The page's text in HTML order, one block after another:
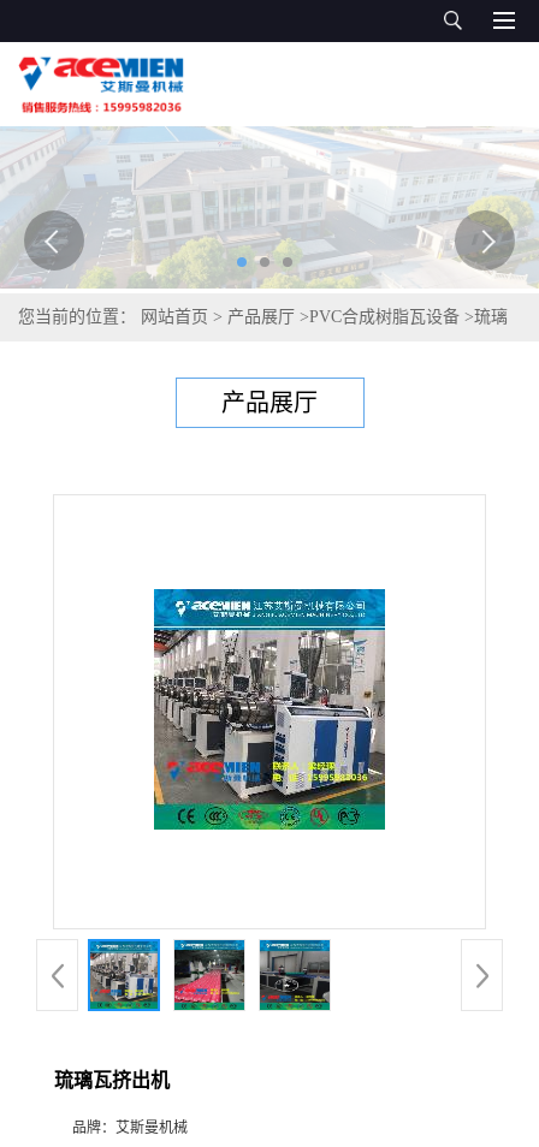
您当前的位置： 网站首页 > 产品展厅 >PVC合成树脂瓦设备 >琉璃
产品展厅
琉璃瓦挤出机
品牌： 艾斯曼机械